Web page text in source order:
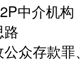
中介机
路
众存款